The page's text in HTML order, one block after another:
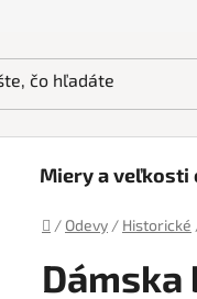
Miery a veľkosti
Domov
/ Odevy / Historické